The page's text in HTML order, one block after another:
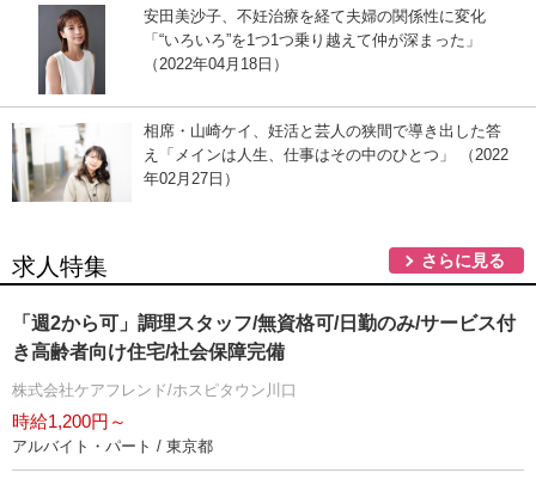
安田美沙子、不妊治療を経て夫婦の関係性に変化
「“いろいろ”を1つ1つ乗り越えて仲が深まった」
（2022年04月18日）
相席・山崎ケイ、妊活と芸人の狭間で導き出した答
え「メインは人生、仕事はその中のひとつ」 （2022
年02月27日）
求人特集 さらに見る
「週2から可」調理スタッフ/無資格可/日勤のみ/サービス付
き高齢者向け住宅/社会保障完備
株式会社ケアフレンド/ホスピタウン川口
時給1,200円～
アルバイト・パート / 東京都